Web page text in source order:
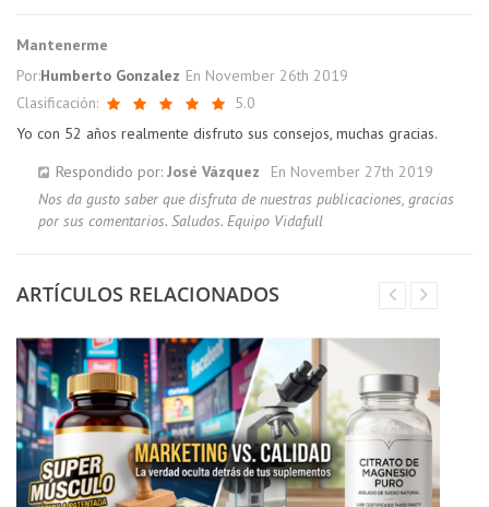
Mantenerme
Por:Humberto Gonzalez En November 26th 2019
Clasificación:
5.0
Yo con 52 años realmente disfruto sus consejos, muchas gracias.
Respondido por: José Vázquez En November 27th 2019
Nos da gusto saber que disfruta de nuestras publicaciones, gracias
por sus comentarios. Saludos. Equipo Vidafull
ARTÍCULOS RELACIONADOS